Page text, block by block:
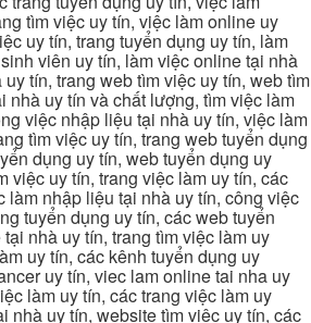
tìm việc uy tín, việc làm online uy
uy tín, trang tuyển dụng uy tín, làm
viên uy tín, làm việc online tại nhà
tín, trang web tìm việc uy tín, web tìm
nhà uy tín và chất lượng, tìm việc làm
việc nhập liệu tại nhà uy tín, việc làm
tìm việc uy tín, trang web tuyển dụng
dụng uy tín, web tuyển dụng uy
việc uy tín, trang việc làm uy tín, các
làm nhập liệu tại nhà uy tín, công việc
tuyển dụng uy tín, các web tuyển
nhà uy tín, trang tìm việc làm uy
uy tín, các kênh tuyển dụng uy
uy tín, viec lam online tai nha uy
làm uy tín, các trang việc làm uy
nhà uy tín, website tìm việc uy tín, các